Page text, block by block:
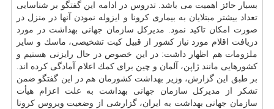
بسیار حائز اهمیت می باشد. تدروس در ادامه این گفتگو بر شناسایی
تعداد بیشتر مبتلایان به بیماری كرونا و ایزوله نمودن آنها در منزل در
صورت امكان تاكید نمود. مدیركل سازمان جهانی بهداشت در مورد
دریافت اقلام مورد نیاز كشور از قبیل كیت تشخیصی، ماسك و سایر
ملزومات هم اظهار داشت: در این خصوص در حال رایزنی هستیم و
كشورهایی مانند ژاپن، آلمان و چین برای كمك اعلام آمادگی كرده اند.
بر طبق این گزارش، وزیر بهداشت كشورمان هم در این گفتگو ضمن
تشكر از مدیركل سازمان جهانی بهداشت به علت اعزام هیأت
سازمان جهانی بهداشت به ایران، گزارشی از وضعیت ویروس كرونا